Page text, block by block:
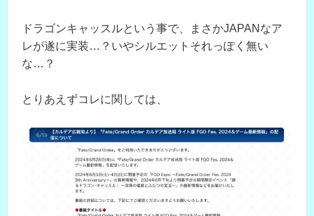
ドラゴンキャッスルという事で、まさかJAPANなア
レが遂に実装…？いやシルエットそれっぽく無い
な…？
とりあえずコレに関しては、